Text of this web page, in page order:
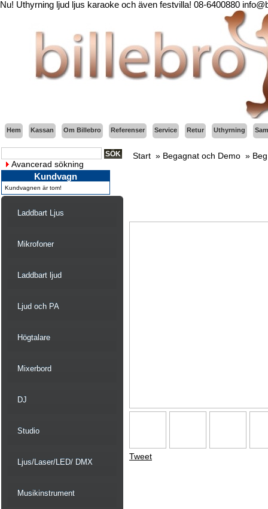
Nu! Uthyrning ljud ljus karaoke och även festvilla! 08-6400880
Hem Kassan Om Billebro Referenser Service Retur Uthyrning
Avancerad sökning
Kundvagn
Kundvagnen är tom!
Laddbart Ljus
Mikrofoner
Laddbart ljud
Ljud och PA
Högtalare
Mixerbord
DJ
Studio
Ljus/Laser/LED/ DMX
Musikinstrument
Start » Begagnat och Demo »
Tweet